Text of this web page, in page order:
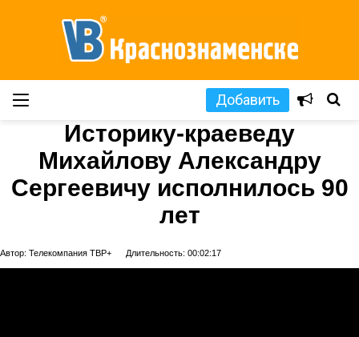
Добавить
Историку-краеведу
Михайлову Александру
Сергеевичу исполнилось 90
лет
Автор: Телекомпания ТВР+ Длительность: 00:02:17